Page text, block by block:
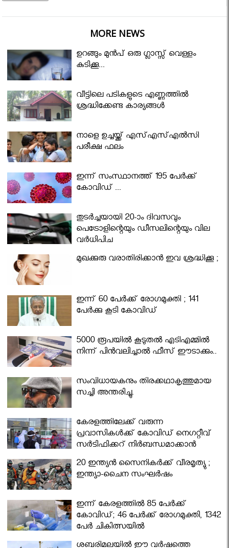
MORE NEWS
ഉറങ്ങും മുന്‍പ് ഒരു ഗ്ലാസ്സ് വെള്ളം
കുടിക്കൂ...
വീട്ടിലെ പടികളുടെ എണ്ണത്തിൽ
ശ്രദ്ധിക്കേണ്ട കാര്യങ്ങൾ
നാളെ ഉച്ചയ്ക്ക് എസ്എസ്എല്‍സി
പരീക്ഷ ഫലം
ഇന്ന് സംസ്ഥാനത്ത് 195 പേര്‍ക്ക്
കോവിഡ് ...
തുടർച്ചയായി 20-ാം ദിവസവും
പെട്രോളിന്റെയും ഡീസലിന്റെയും വില
വര്‍ധിപ്പിച്ചു
മുഖക്കുരു വരാതിരിക്കാന്‍ ഇവ ശ്രദ്ധിക്കൂ ;
ഇന്ന് 60 പേർക്ക് രോഗമുക്തി ; 141
പേര്‍ക്കു കൂടി കോവിഡ്
5000 രൂപയിൽ കൂടുതൽ എടിഎമ്മിൽ
നിന്ന് പിൻവലിച്ചാൽ ഫീസ് ഈടാക്കും..
സംവിധായകനും തിരക്കഥാകൃത്തുമായ
സച്ചി അന്തരിച്ചു.
കേരളത്തിലേക്ക് വരുന്ന
പ്രവാസികള്‍ക്ക് കോവിഡ് നെഗറ്റീവ്
സര്‍ട്ടിഫിക്കറ്റ് നിർബന്ധമാക്കാൻ
മന്ത്രിസഭ
20 ഇന്ത്യൻ സൈനികർക്ക് വീരമൃത്യു ;
ഇന്ത്യാ-ചൈന സംഘർഷം
ഇന്ന് കേരളത്തിൽ 85 പേർക്ക്
കോവിഡ്; 46 പേർക്ക് രോഗമുക്തി, 1342
പേർ ചികിത്സയിൽ